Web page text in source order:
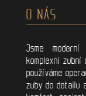
O NÁS
Jsme
komplexní
používáme
zuby do detailu